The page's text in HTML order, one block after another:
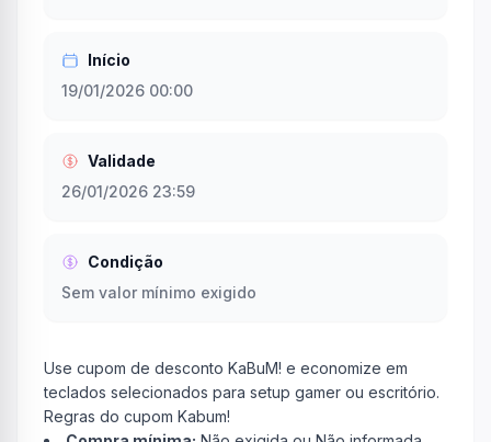
Início
19/01/2026 00:00
Validade
26/01/2026 23:59
Condição
Sem valor mínimo exigido
Use cupom de desconto KaBuM! e economize em
teclados selecionados para setup gamer ou escritório.
Regras do cupom Kabum!